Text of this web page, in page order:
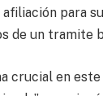
para
de un tramite
crucial en este